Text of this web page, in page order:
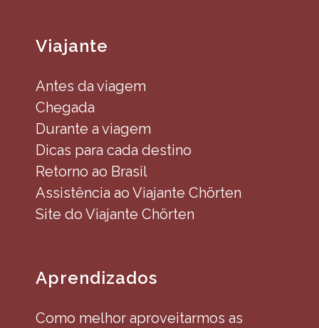
Viajante
Antes da viagem
Chegada
Durante a viagem
Dicas para cada destino
Retorno ao Brasil
Assistência ao Viajante Chörten
Site do Viajante Chörten
Aprendizados
Como melhor aproveitarmos as